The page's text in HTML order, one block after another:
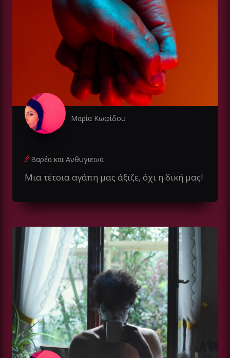
Μαρία Κωφίδου
Βαρέα και Ανθυγιεινά
Μια τέτοια αγάπη μας άξιζε, όχι η δική μας!